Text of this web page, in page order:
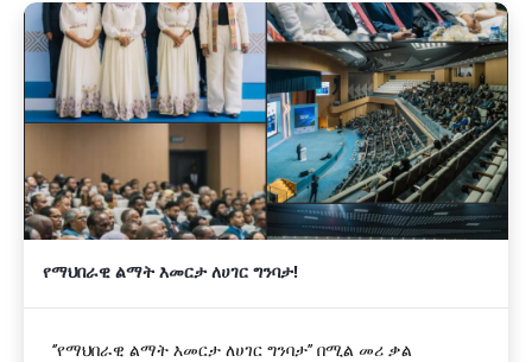
የማህበራዊ ልማት እመርታ ለሀገር ግንባታ!
‘’የማህበራዊ ልማት እመርታ ለሀገር ግንባታ’’ በሚል መሪ ቃል